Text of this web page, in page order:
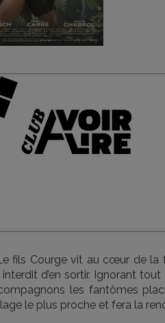
fils Courge vit au cœur de la
d’en sortir. Ignorant
les fantômes
le plus proche et fera la